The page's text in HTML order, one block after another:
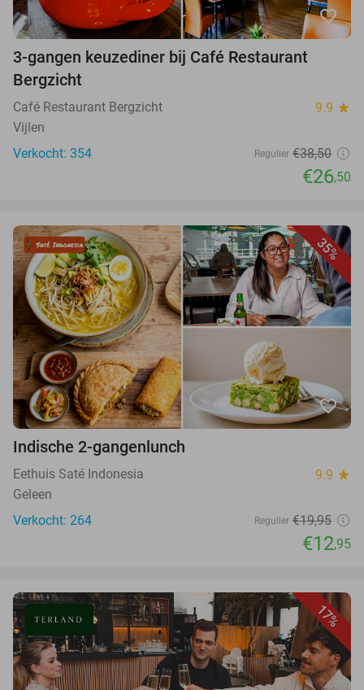
favorite_border
3-gangen keuzediner bij Café Restaurant
Bergzicht
Café Restaurant Bergzicht 9.9 star
Vijlen
Verkocht: 354
Regulier €38,50
€26,50
35%
favorite_border
Indische 2-gangenlunch
Eethuis Saté Indonesia 9.9 star
Geleen
Verkocht: 264
Regulier €19,95
€12,95
17%